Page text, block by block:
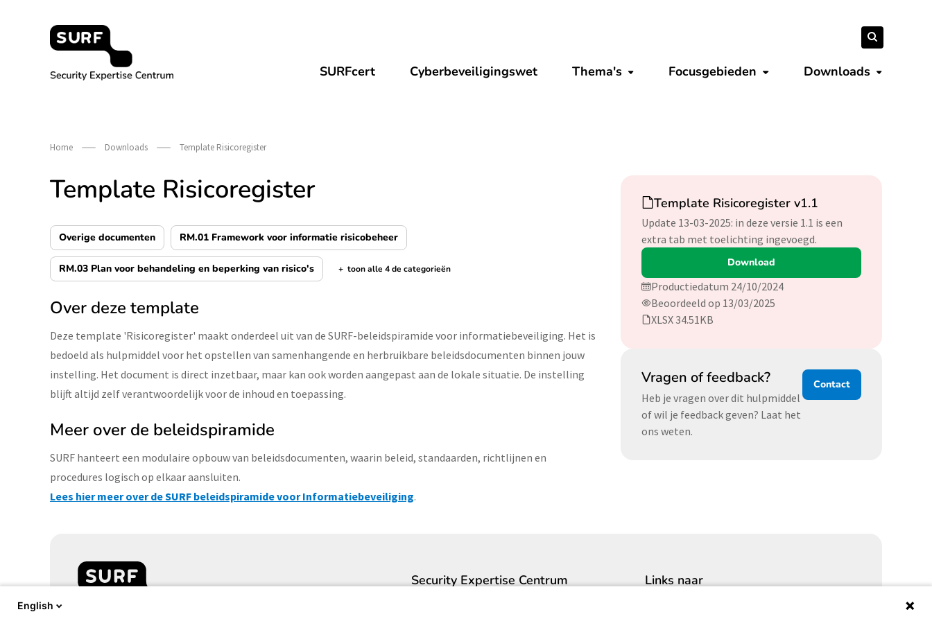
Security Expertise Centrum – by SURF
Zoeken
naar:Zoeken
SURFcert Cyberbeveiligingswet Thema's Submenu tonen
Focusgebieden Submenu tonen
Downloads
Home Downloads Template Risicoregister
Template Risicoregister
Overige documenten RM.01 Framework voor informatie risicobeheer
RM.03 Plan voor behandeling en beperking van risico's de categorieën tonen/verbergen
+ toon alle 4 de categorieën
Over deze template
Deze template 'Risicoregister' maakt onderdeel uit van de SURF-beleidspiramide voor informatiebeveiliging. Het is
bedoeld als hulpmiddel voor het opstellen van samenhangende en herbruikbare beleidsdocumenten binnen jouw
instelling. Het document is direct inzetbaar, maar kan ook worden aangepast aan de lokale situatie. De instelling
blijft altijd zelf verantwoordelijk voor de inhoud en toepassing.
Meer over de beleidspiramide
SURF hanteert een modulaire opbouw van beleidsdocumenten, waarin beleid, standaarden, richtlijnen en
procedures logisch op elkaar aansluiten.
Lees hier meer over de SURF beleidspiramide voor Informatiebeveiliging.
Download
Template Risicoregister v1.1
Update 13-03-2025: in deze versie 1.1 is een
extra tab met toelichting ingevoegd.
Download
Productiedatum 24/10/2024
Beoordeeld op 13/03/2025
XLSX 34.51KB
Vragen of feedback?
Heb je vragen over dit hulpmiddel
of wil je feedback geven? Laat het
ons weten.
Contact
Security Expertise Centrum Links naar
English